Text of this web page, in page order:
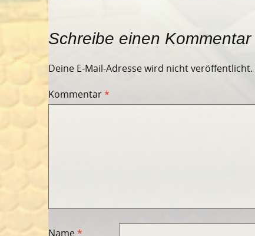
Schreibe einen Kommentar
Deine E-Mail-Adresse wird nicht veröffentlicht.
Kommentar*
Name*